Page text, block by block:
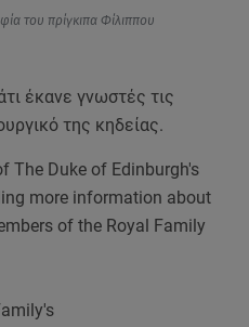
του πρίγκιπα Φίλιππου
έκανε γνωστές τις
της κηδείας.
The Duke of Edinburgh's
more information about
of the Royal Family